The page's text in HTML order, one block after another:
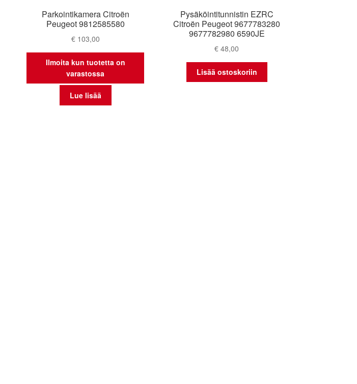
Parkointikamera Citroën
Peugeot 9812585580
€103,00
Ilmoita kun tuotetta on
varastossa
Lue lisää
Pysäköintitunnistin EZRC
Citroën Peugeot 9677783280
9677782980 6590JE
€ 48,00
Lisää ostoskoriin